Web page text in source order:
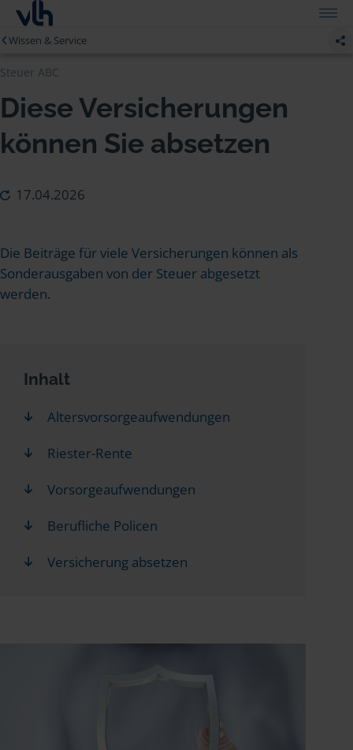
Wissen & Service
Steuer ABC
Diese Versicherungen
können Sie absetzen
17.04.2026
Die Beiträge für viele Versicherungen können als
Sonderausgaben von der Steuer abgesetzt
werden.
Inhalt
Altersvorsorgeaufwendungen
Riester-Rente
Vorsorgeaufwendungen
Berufliche Policen
Versicherung absetzen